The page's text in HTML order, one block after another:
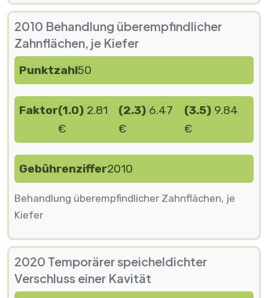
2010 Behandlung überempfindlicher
Zahnflächen, je Kiefer
Punktzahl50
Faktor(1.0) 2.81
€
(2.3) 6.47
€
(3.5)9.84
€
Gebührenziffer2010
Behandlung überempfindlicher Zahnflächen, je
Kiefer
2020 Temporärer speicheldichter
Verschluss einer Kavität